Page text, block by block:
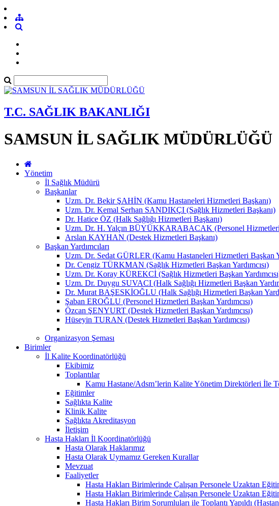
T.C. SAĞLIK BAKANLIĞI
SAMSUN İL SAĞLIK MÜDÜRLÜĞÜ
Yönetim
İl Sağlık Müdürü
Başkanlar
Uzm. Dr. Bekir ŞAHİN (Kamu Hastaneleri Hizmetleri Başkanı)
Uzm. Dr. Kemal Serhan SANDIKÇI (Sağlık Hizmetleri Başkanı)
Dr. Hatice ÖZ (Halk Sağlığı Hizmetleri Başkanı)
Uzm. Dr. H. Yalçın BÜYÜKKARABACAK (Personel Hizmetleri
Arslan KAYHAN (Destek Hizmetleri Başkanı)
Başkan Yardımcıları
Uzm. Dr. Sedat GÜRLER (Kamu Hastaneleri Hizmetleri Başkan
Dr. Cengiz TÜRKMAN (Sağlık Hizmetleri Başkan Yardımcısı)
Uzm. Dr. Koray KÜREKCİ (Sağlık Hizmetleri Başkan
Uzm. Dr. Duygu SUVACI (Halk Sağlığı Hizmetleri Başkan
Dr. Murat BAŞESKİOĞLU (Halk Sağlığı Hizmetleri Başkan
Şaban EROĞLU (Personel Hizmetleri Başkan Yardımcısı)
Özcan ŞENYURT (Destek Hizmetleri Başkan Yardımcısı)
Hüseyin TURAN (Destek Hizmetleri Başkan Yardımcısı)
Organizasyon Şeması
Birimler
İl Kalite Koordinatörlüğü
Ekibimiz
Toplantılar
Kamu Hastane/Adsm’lerin Kalite Yönetim Direktörleri İle
Eğitimler
Sağlıkta Kalite
Klinik Kalite
Sağlıkta Akreditasyon
İletişim
Hasta Hakları İl Koordinatörlüğü
Hasta Olarak Haklarımız
Hasta Olarak Uymamız Gereken Kurallar
Mevzuat
Faaliyetler
Hasta Hakları Birimlerinde Çalışan Personele Uzaktan
Hasta Hakları Birimlerinde Çalışan Personele Uzaktan
Hasta Hakları Birim Sorumluları ile Toplantı Yapıldı